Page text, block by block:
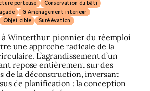
porteuse
Conservation du bâti
G Aménagement intérieur
Objet cible Surélévation
à Winterthur, pionnier du réemploi
une approche radicale de la
L’agrandissement d’un
repose entièrement sur des
de la déconstruction, inversant
de planification : la conception